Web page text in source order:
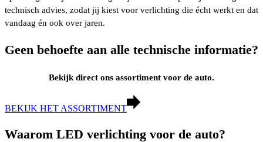
technisch advies, zodat jij kiest voor verlichting die écht werkt en dat
vandaag én ook over jaren.
Geen behoefte aan alle technische informatie?
Bekijk direct ons assortiment voor de auto.
BEKIJK HET ASSORTIMENT
Waarom LED verlichting voor de auto?